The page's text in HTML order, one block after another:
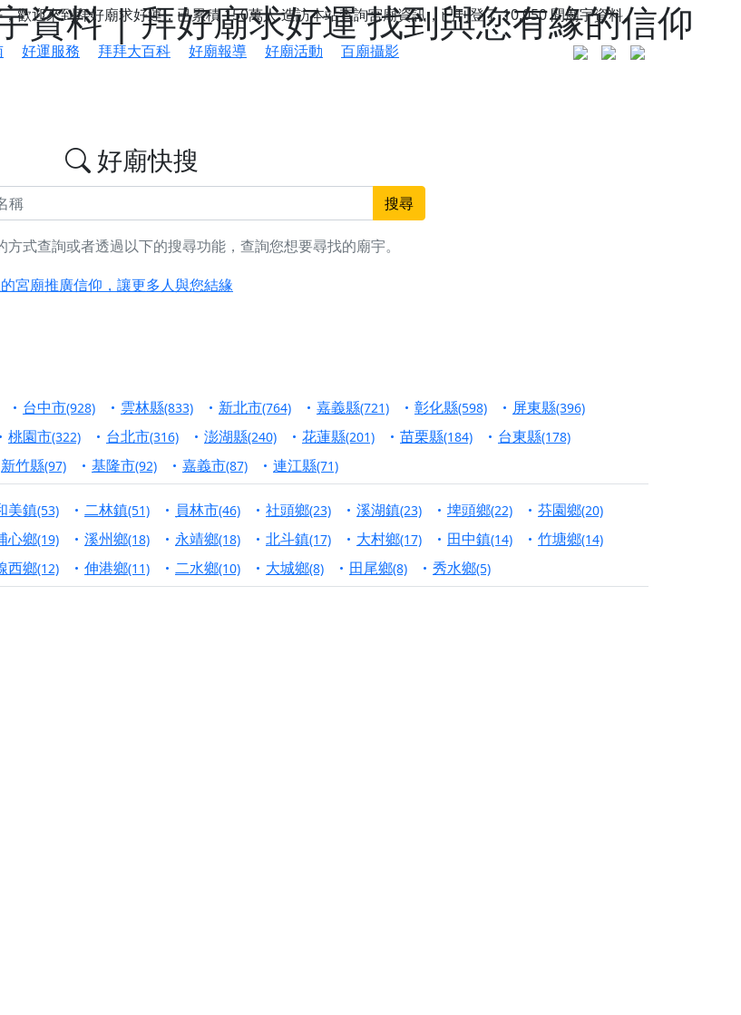
資料 | 拜好廟求好運 找到與您有緣的信仰
歡迎來到拜好廟求好運，已累積150萬人造訪本站查詢宮廟資訊，已刊登了10,050間廟宇資料。
好運服務 拜拜大百科 好廟報導 好廟活動 百廟攝影
好廟快搜
搜尋
式查詢或者透過以下的搜尋功能，查詢您想要尋找的廟宇。
助支持我們推廣台灣民俗宗教文化
宮廟推廣信仰，讓更多人與您結緣
元普渡法會，誠摯邀請您一同參與，為自己與家人累積福德、祈求平安好運
宮】驪山母娘聖誕暨中元普渡大法會，誠邀十方善信大德，一同回到母娘慈悲座前，祈福納祥、慎
報恩法會，這場法會不只是超薦與普渡，更是一份對祖先的感恩、對親人的思念，也是為家人祈
懺法會，一念虔誠禮寶懺，一分懺悔植福田，誠邀十方善信大德共同參與。
大法會，誠摯歡迎十方善信大德隨喜贊普，為祖先親眷祈求安息，也為自身與家人累積福德、種
交給專業的來，省時省力又積福！「玉皇大帝 大天尊」 親自坐鎮主法！幫你累積的功德福報自然
法會，誠摯邀請十方善信大德，一同回到北投土地公埔，祈願闔家平安、地方祥和、福運綿長。
祝壽盛典，邀請十方善信大德蒞臨參香祝壽，同沐母娘慈光，共祈平安吉祥
元普渡法會，正是讓我們用善念與功德，迴向冥陽兩利、闔家平安的殊勝因緣。
渡讚普超薦法會，普施眾生・慎終追遠・廣植福田
爸一起闖關趣，邀請大小朋友一起留下珍貴的家庭回憶
恩活動，一杯茶，一份心意；一句感謝，一生難忘。
擴大犒軍科儀，吉祥月不只有普渡祈福，也有一份感謝守護的虔誠心意
誕祝壽慶典，誠摯邀請十方善信大德攜家帶眷前來參香，共同向七娘媽祝壽祈福
開光大典，祈求虎爺神威護持，庇佑闔家平安、財運亨通、事業順遂、百邪退散。
官方帳號，讓我們協助您的廟宇推廣。
驗，推廣您的信仰
台中市(928) 雲林縣(833) 新北市(764) 嘉義縣(721) 彰化縣(598) 屏東縣(396)
桃園市(322) 台北市(316) 澎湖縣(240) 花蓮縣(201) 苗栗縣(184) 台東縣(178)
新竹縣(97) 基隆市(92) 嘉義市(87) 連江縣(71)
美鎮(53) 二林鎮(51) 員林市(46) 社頭鄉(23) 溪湖鎮(23) 埤頭鄉(22) 芬園鄉(20)
心鄉(19) 溪州鄉(18) 永靖鄉(18) 北斗鎮(17) 大村鄉(17) 田中鎮(14) 竹塘鄉(14)
西鄉(12) 伸港鄉(11) 二水鄉(10) 大城鄉(8) 田尾鄉(8) 秀水鄉(5)